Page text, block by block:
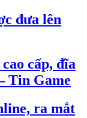
đưa lên
cấp, đĩa
Tin Game
ra mắt